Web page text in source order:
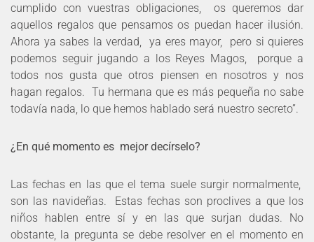
cumplido con vuestras obligaciones, os queremos dar
aquellos regalos que pensamos os puedan hacer ilusión.
Ahora ya sabes la verdad, ya eres mayor, pero si quieres
podemos seguir jugando a los Reyes Magos, porque a
todos nos gusta que otros piensen en nosotros y nos
hagan regalos. Tu hermana que es más pequeña no sabe
todavía nada, lo que hemos hablado será nuestro secreto”.
¿En qué momento es mejor decírselo?
Las fechas en las que el tema suele surgir normalmente,
son las navideñas. Estas fechas son proclives a que los
niños hablen entre sí y en las que surjan dudas. No
obstante, la pregunta se debe resolver en el momento en